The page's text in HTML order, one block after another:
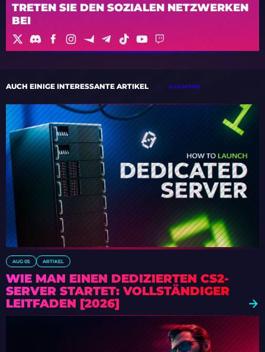
TRETEN SIE DEN SOZIALEN NETZWERKEN
BEI
AUCH EINIGE INTERESSANTE ARTIKEL ALLE ARTIKEL
AUG 05 ARTIKEL
WIE MAN EINEN DEDIZIERTEN CS2-
SERVER STARTET: VOLLSTÄNDIGER
LEITFADEN [2026]